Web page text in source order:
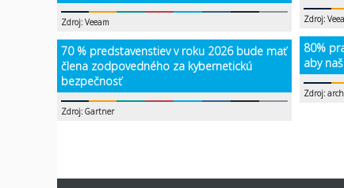
Zdroj: Veeam
70 % predstavenstiev v roku 2026 bude mať
člena zodpovedného za kybernetickú
bezpečnosť
Zdroj: Gartner
Zdroj:
80%
aby
Zdroj: